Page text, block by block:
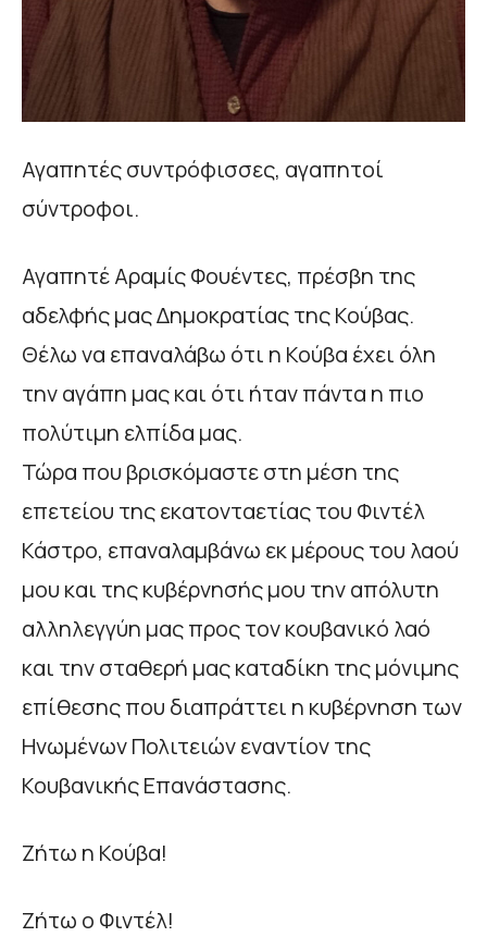
Αγαπητές συντρόφισσες, αγαπητοί
σύντροφοι.
Αγαπητέ Αραμίς Φουέντες, πρέσβη της
αδελφής μας Δημοκρατίας της Κούβας.
Θέλω να επαναλάβω ότι η Κούβα έχει όλη
την αγάπη μας και ότι ήταν πάντα η πιο
πολύτιμη ελπίδα μας.
Τώρα που βρισκόμαστε στη μέση της
επετείου της εκατονταετίας του Φιντέλ
Κάστρο, επαναλαμβάνω εκ μέρους του λαού
μου και της κυβέρνησής μου την απόλυτη
αλληλεγγύη μας προς τον κουβανικό λαό
και την σταθερή μας καταδίκη της μόνιμης
επίθεσης που διαπράττει η κυβέρνηση των
Ηνωμένων Πολιτειών εναντίον της
Κουβανικής Επανάστασης.
Ζήτω η Κούβα!
Ζήτω ο Φιντέλ!